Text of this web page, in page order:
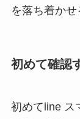
を落ち着かせ
初めて確認
初めてline ス